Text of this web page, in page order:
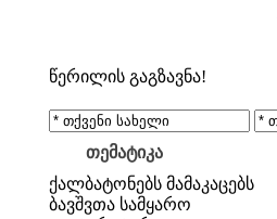
წერილის გაგზავნა!
თემატიკა
ქალბატონებს მამაკაცებს
ბავშვთა სამყარო